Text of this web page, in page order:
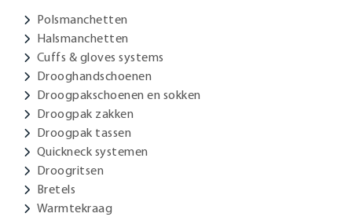
Polsmanchetten
Halsmanchetten
Cuffs & gloves systems
Drooghandschoenen
Droogpakschoenen en sokken
Droogpak zakken
Droogpak tassen
Quickneck systemen
Droogritsen
Bretels
Warmtekraag